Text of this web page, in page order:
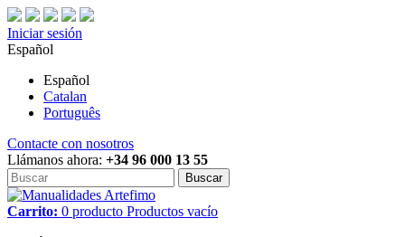
Iniciar sesión
Español
Español
Catalan
Português
Contacte con nosotros
Llámanos ahora: +34 96 000 13 55
Buscar
Carrito: 0 producto Productos vacío